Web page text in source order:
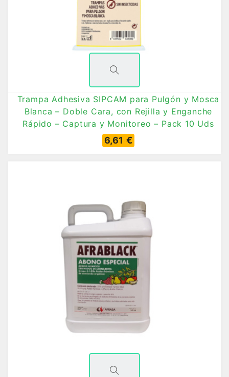
Trampa Adhesiva SIPCAM para Pulgón y Mosca
Blanca – Doble Cara, con Rejilla y Enganche
Rápido – Captura y Monitoreo – Pack 10 Uds
6,61 €